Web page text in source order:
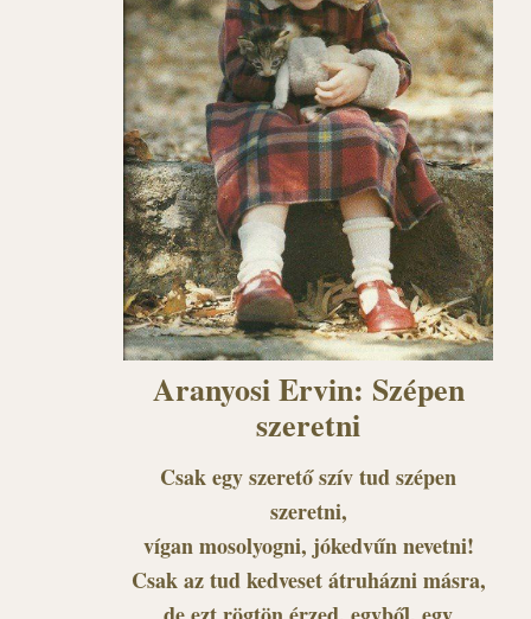
Aranyosi Ervin: Szépen
szeretni
Csak egy szerető szív tud szépen
szeretni,
vígan mosolyogni, jókedvűn nevetni!
Csak az tud kedveset átruházni másra,